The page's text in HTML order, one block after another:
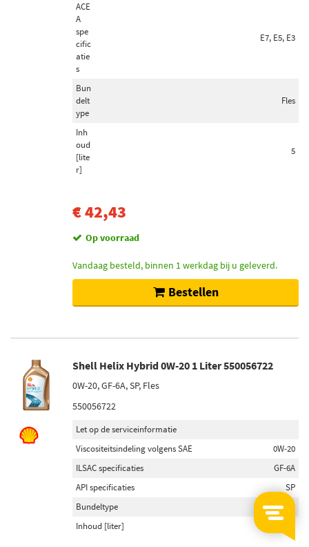
ACE
A
spe
cific
atie
s
E7, E5, E3
Bun
delt
ype
Fles
Inh
oud
[lite
r]
5
€ 42,43
Op voorraad
Vandaag besteld, binnen 1 werkdag bij u geleverd.
Bestellen
Shell Helix Hybrid 0W-20 1 Liter 550056722
0W-20, GF-6A, SP, Fles
550056722
Let op de serviceinformatie
Viscositeitsindeling volgens SAE
0W-20
ILSAC specificaties
GF-6A
API specificaties
SP
Bundeltype
Fles
Inhoud [liter]